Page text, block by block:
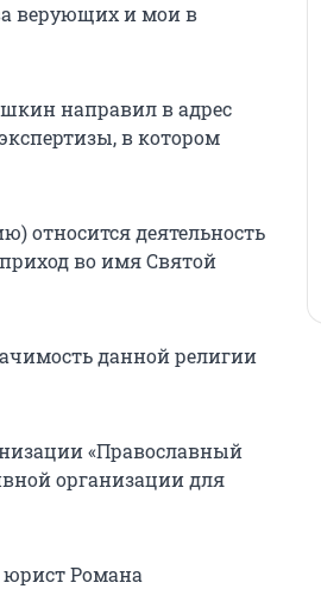
верующих и мои в
направил в адрес
в котором
относится деятельность
во имя Святой
данной религии
«Православный
организации для
юрист Романа